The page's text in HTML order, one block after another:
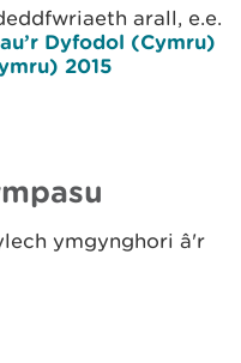
arall, e.e.
Dyfodol (Cymru)
2015
ymgynghori â'r